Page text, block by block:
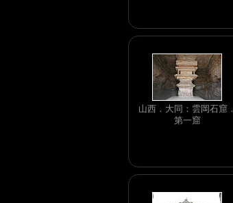
山西．大同：雲岡石窟．
第一窟